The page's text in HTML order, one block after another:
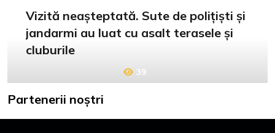
Vizită neașteptată. Sute de polițiști și
jandarmi au luat cu asalt terasele și
cluburile
39
Partenerii noștri